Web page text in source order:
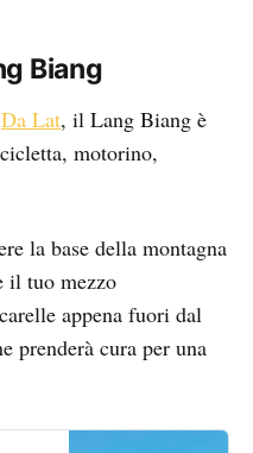
Biang
Da Lat, il Lang Biang è
motorino,
la base della montagna
il tuo mezzo
appena fuori dal
prenderà cura per una